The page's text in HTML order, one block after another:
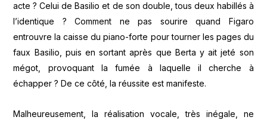
acte ? Celui de Basilio et de son double, tous deux habillés à
l’identique ? Comment ne pas sourire quand Figaro
entrouvre la caisse du piano-forte pour tourner les pages du
faux Basilio, puis en sortant après que Berta y ait jeté son
mégot, provoquant la fumée à laquelle il cherche à
échapper ? De ce côté, la réussite est manifeste.
Malheureusement, la réalisation vocale, très inégale, ne